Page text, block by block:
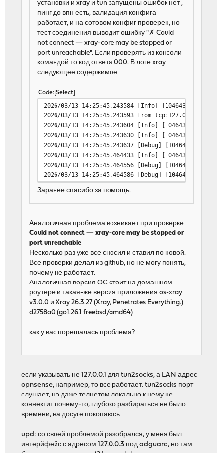
установки и xray и tun запущены ошибок нет ,
пинг до впн есть, валидация конфига
работает, и на сотовом конфиг проверен, но
тест соединения выводит ошибку "✗ Could
not connect — xray-core may be stopped or
port unreachable". Если проверять из консоли
командой то код ответа 000. В логе xray
следующее содержимое
Code Select
2026/03/13 14:25:45.243584 [Info] [1046434210]
2026/03/13 14:25:45.243593 from
2026/03/13 14:25:45.243604 [Info] [1046434210]
2026/03/13 14:25:45.243630 [Info] [1046434210]
2026/03/13 14:25:45.243637 [Debug] [1046434210]
2026/03/13 14:25:45.464433 [Info] [1046434210]
2026/03/13 14:25:45.464556 [Debug]
2026/03/13 14:25:45.464586 [Debug] [1046434210]
Заранее спасибо за помощь.
Аналогичная проблема возникает при проверке
Could not connect — xray-core may be stopped or
port unreachable
Несколько раз уже все сносил и ставил по новой.
Все проверки делал из github, но не могу понять,
почему не работает.
Аналогичная версия ОС стоит на домашнем
роутере и такая-же версия приложения os-xray
v3.0.0 и Xray 26.3.27 (Xray, Penetrates Everything.)
d2758a0 (go1.26.1 freebsd/amd64)
как у вас порешалась проблема?
если указывать не 127.0.0.1 для tun2socks, а LAN адрес
opnsense, например, то все работает. tun2socks порт
слушает, но даже телнетом локально к нему не
коннектит почему-то, глубоко разбираться не было
времени, на досуге покопаюсь
upd: со своей проблемой разобрался, у меня был
интерйфейс с адресом 127.0.0.3 под adguard, но там